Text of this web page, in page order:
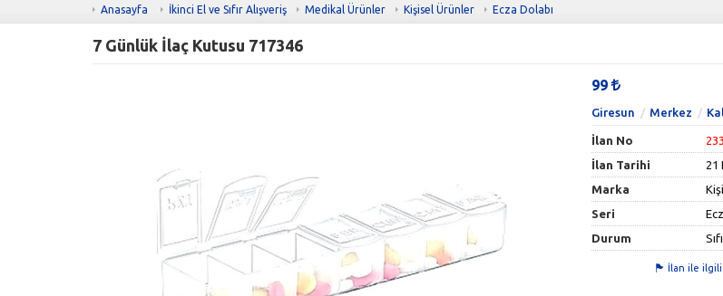
Anasayfa İkinci El ve Sıfır Alışveriş Medikal Ürünler Kişisel Ürünler Ecza Dolabı
7 Günlük İlaç Kutusu 717346
99
Giresun Merkez
İlan No
İlan Tarihi
21
Marka
Seri
Durum
İlan ile